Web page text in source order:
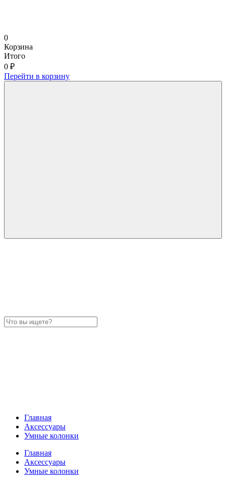
0
Корзина
Итого
0 ₽
Перейти в корзину
Главная
Аксессуары
Умные колонки
Главная
Аксессуары
Умные колонки